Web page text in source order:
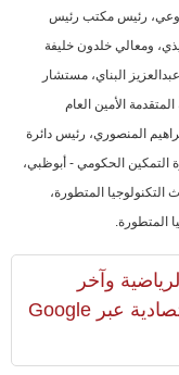
رئيس مكتب رئيس
ومعالي خلدون خليفة
البناي، مستشار
الأمين العام
المنصوري، رئيس دائرة
التمكين الحكومي - أبوظبي،
المتطورة،
المتطورة.
وآخر
المستجدات السياسية والإقتصادية عبر Google